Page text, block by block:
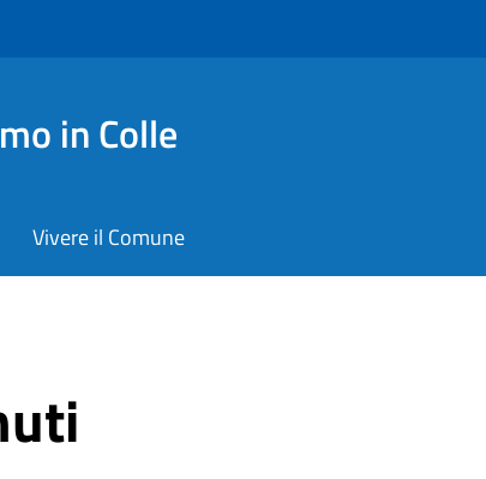
in Colle
Vivere il Comune